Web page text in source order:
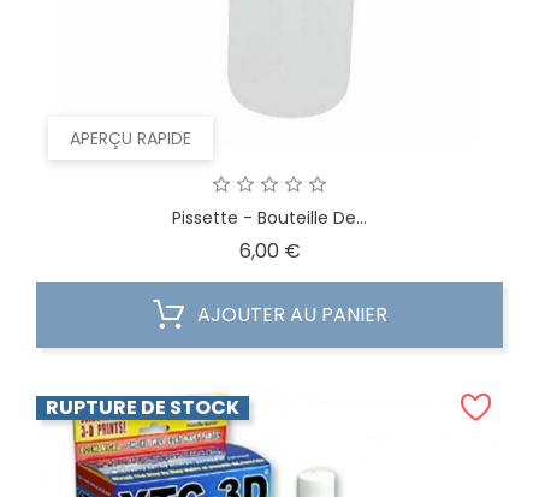
APERÇU RAPIDE
Pissette - Bouteille De...
6,00 €Prix
AJOUTER AU PANIER
RUPTURE DE STOCK